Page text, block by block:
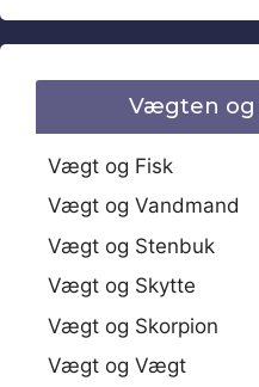
Vægten
Vægt og Fisk
Vægt og Vandmand
Vægt og Stenbuk
Vægt og Skytte
Vægt og Skorpion
Vægt og Vægt